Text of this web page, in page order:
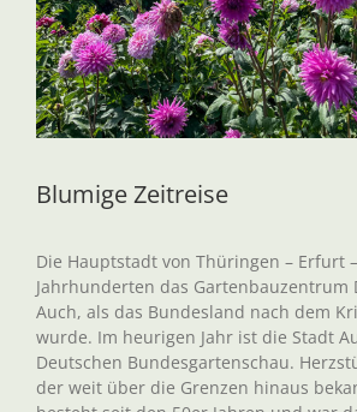
Blumige Zeitreise
Die Hauptstadt von Thüringen – Erfurt
Jahrhunderten das Gartenbauzentrum
Auch, als das Bundesland nach dem
wurde. Im heurigen Jahr ist die Stadt
Deutschen Bundesgartenschau.
der weit über die Grenzen hinaus